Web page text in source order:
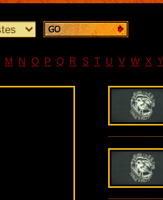
M N O P Q R S T U V W X Y